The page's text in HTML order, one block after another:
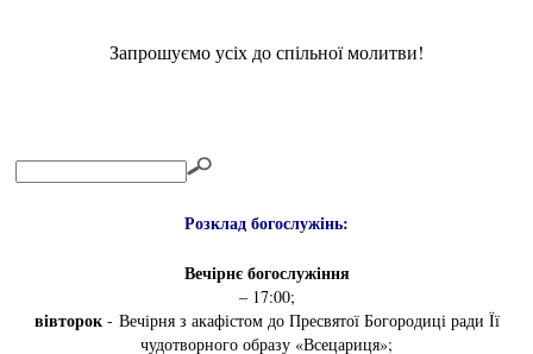
Запрошуємо усіх до спільної молитви!
Розклад богослужінь:
Вечірнє богослужіння
– 17:00;
вівторок- Вечірня з акафістом до Пресвятої Богородиці ради Її
чудотворного образу «Всецариця»;